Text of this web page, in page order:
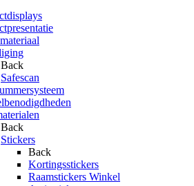
Back
Safescan
Back
Stickers
Back
Kortingsstickers
Raamstickers Winkel